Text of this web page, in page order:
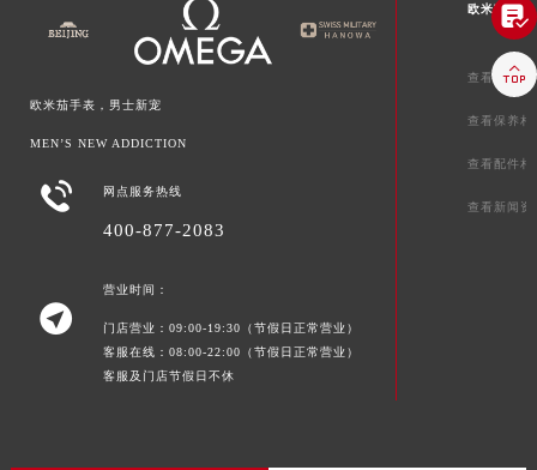
欧米茄手表，男士新宠
MEN’S NEW ADDICTION
 网点服务热线
400-877-2083

营业时间：
门店营业：09:00-19:30（节假日正常营业）
客服在线：08:00-22:00（节假日正常营业）
客服及门店节假日不休
欧米茄文章
查看维修相
查看保养相
查看配件相
查看新闻资

